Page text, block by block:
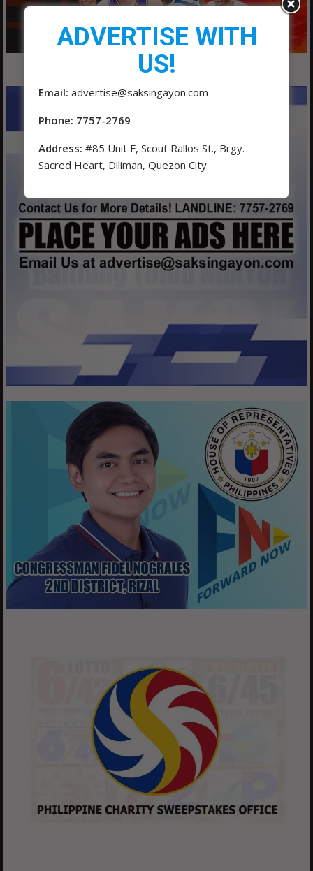
ADVERTISE WITH
US!
Email: advertise@saksingayon.com
Phone: 7757-2769
Address: #85 Unit F, Scout Rallos St., Brgy.
Sacred Heart, Diliman, Quezon City